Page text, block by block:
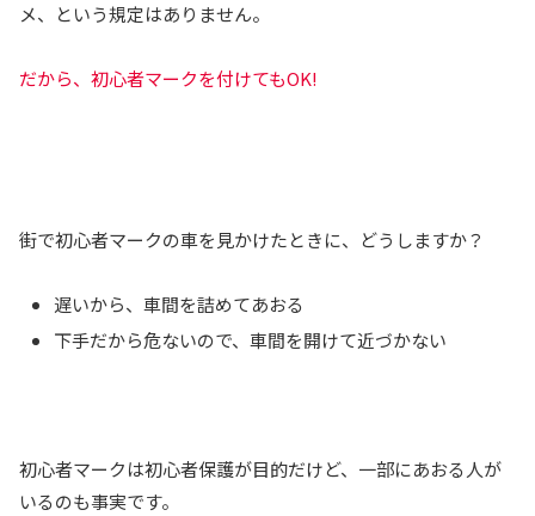
メ、という規定はありません。
だから、初心者マークを付けてもOK!
街で初心者マークの車を見かけたときに、どうしますか？
遅いから、車間を詰めてあおる
下手だから危ないので、車間を開けて近づかない
初心者マークは初心者保護が目的だけど、一部にあおる人が
いるのも事実です。